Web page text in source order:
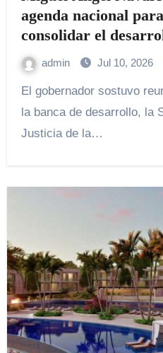
agenda nacional
consolidar el
admin Jul 10, 2026
El gobernador sostuvo reuniones con directivos de
la banca de desarrollo, la
Justicia de la…